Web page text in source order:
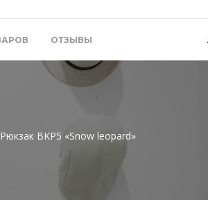
ОТЗЫВЫ
Рюкзак BKP5 «Snow leopard»